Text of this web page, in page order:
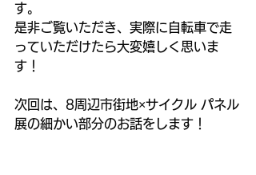
す。
是非ご覧いただき、実際に自転車で走
っていただけたら大変嬉しく思いま
す！
次回は、8周辺市街地×サイクル パネル
展の細かい部分のお話をします！